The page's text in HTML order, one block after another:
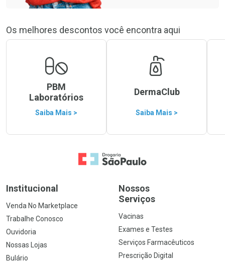
Os melhores descontos você encontra aqui
PBM
Laboratórios
Saiba Mais >
DermaClub
Saiba Mais >
Ir para a Home
Institucional
Venda No Marketplace
Trabalhe Conosco
Ouvidoria
Nossas Lojas
Bulário
Nossos
Serviços
Vacinas
Exames e Testes
Serviços Farmacêuticos
Prescrição Digital